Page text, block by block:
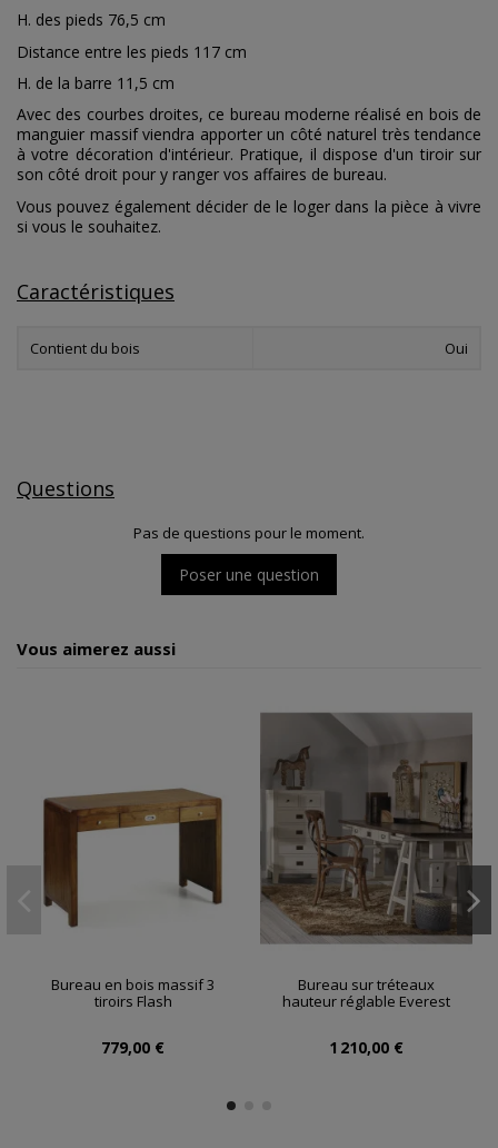
H. des pieds 76,5 cm
Distance entre les pieds 117 cm
H. de la barre 11,5 cm
Avec des courbes droites, ce bureau moderne réalisé en bois de
manguier massif viendra apporter un côté naturel très tendance
à votre décoration d'intérieur. Pratique, il dispose d'un tiroir sur
son côté droit pour y ranger vos affaires de bureau.
Vous pouvez également décider de le loger dans la pièce à vivre
si vous le souhaitez.
Caractéristiques
Contient du bois Oui
Questions
Pas de questions pour le moment.
Poser une question
Vous aimerez aussi
Bureau en bois massif 3
tiroirs Flash
779,00 €
Bureau sur tréteaux
hauteur réglable Everest
1 210,00 €